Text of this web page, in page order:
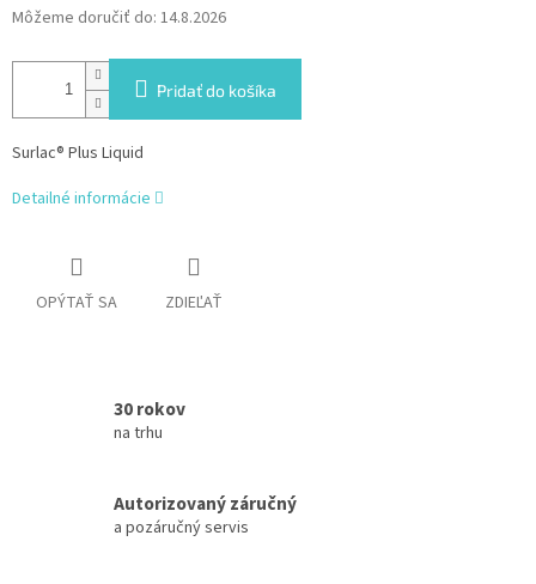
Môžeme doručiť do: 14.8.2026
Pridať do košíka
Surlac® Plus Liquid
Detailné informácie
OPÝTAŤ SA ZDIEĽAŤ
30 rokov
na trhu
Autorizovaný záručný
a pozáručný servis